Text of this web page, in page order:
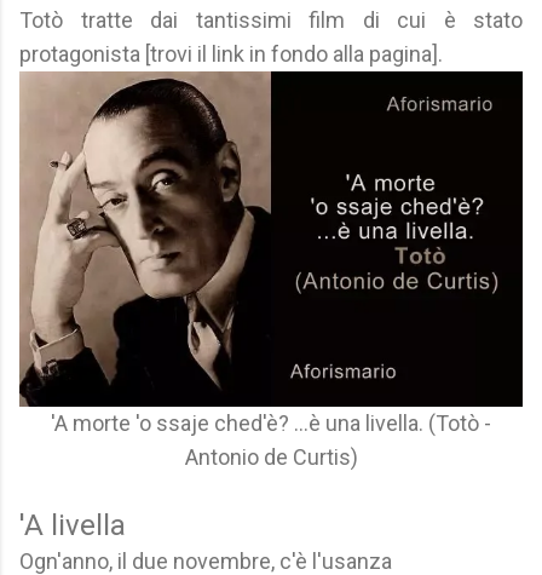
Totò tratte dai tantissimi film di cui è stato
protagonista [trovi il link in fondo alla pagina].
'A morte 'o ssaje ched'è? ...è una livella. (Totò -
Antonio de Curtis)
'A livella
Ogn'anno, il due novembre, c'è l'usanza